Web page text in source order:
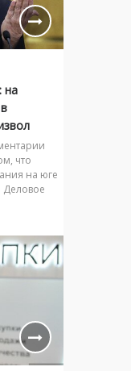
на
что
на юге
Деловое